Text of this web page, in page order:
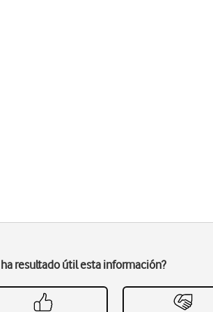
ha resultado útil esta información?